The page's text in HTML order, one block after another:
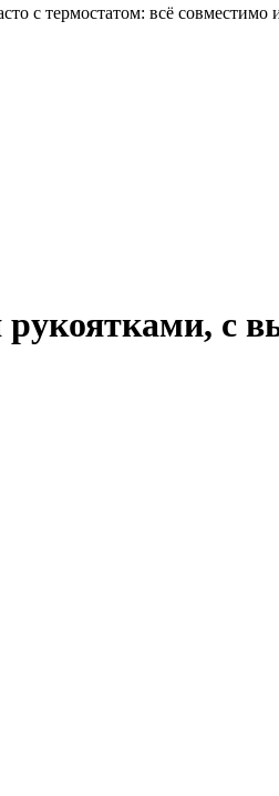
с термостатом: всё совместимо
рукоятками, с